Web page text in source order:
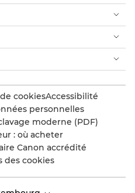
cookiesAccessibilité
personnelles
moderne (PDF)
: où acheter
Canon accrédité
des cookies